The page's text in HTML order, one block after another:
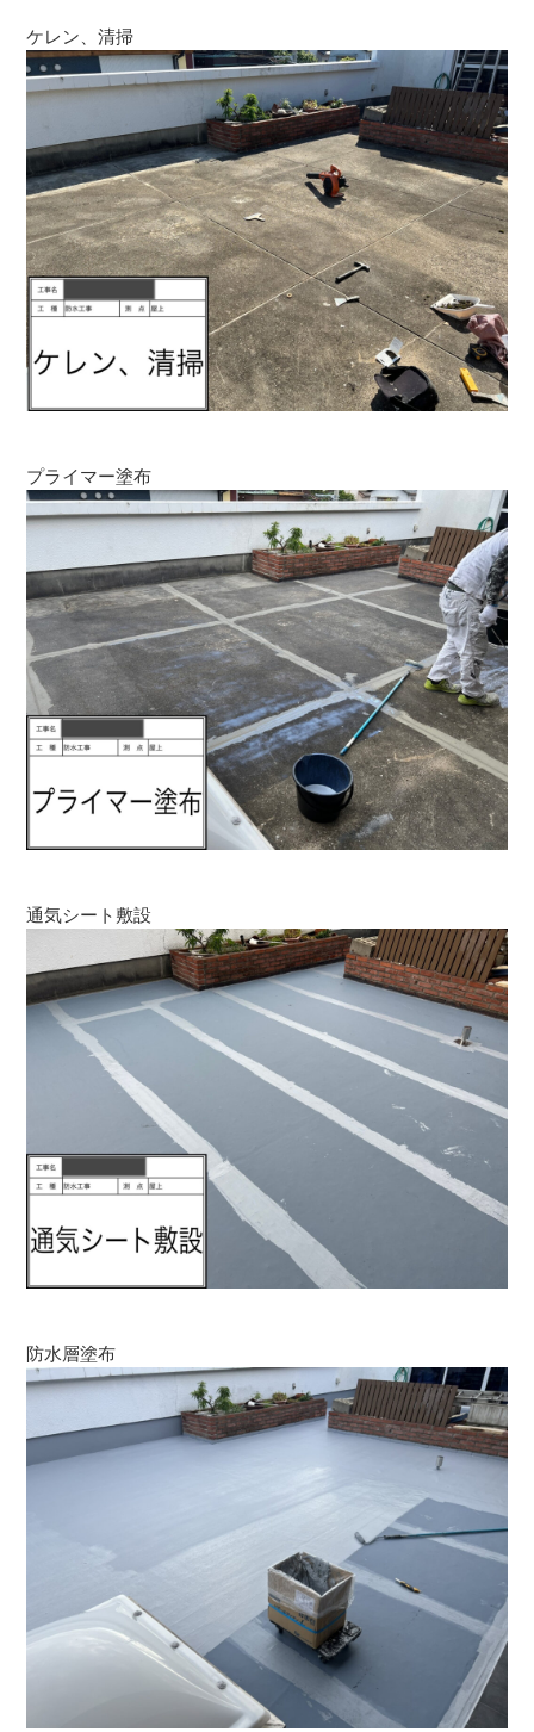
ケレン、清掃
プライマー塗布
通気シート敷設
防水層塗布